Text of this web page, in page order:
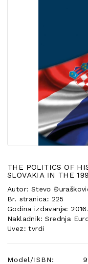
POSEBNA
PONUDA
THE POLITICS OF
SLOVAKIA IN THE
Autor: Stevo
Br. stranica: 225
Godina izdavanja: 2016.
Nakladnik: Srednja
Uvez: tvrdi
Model/ISBN: